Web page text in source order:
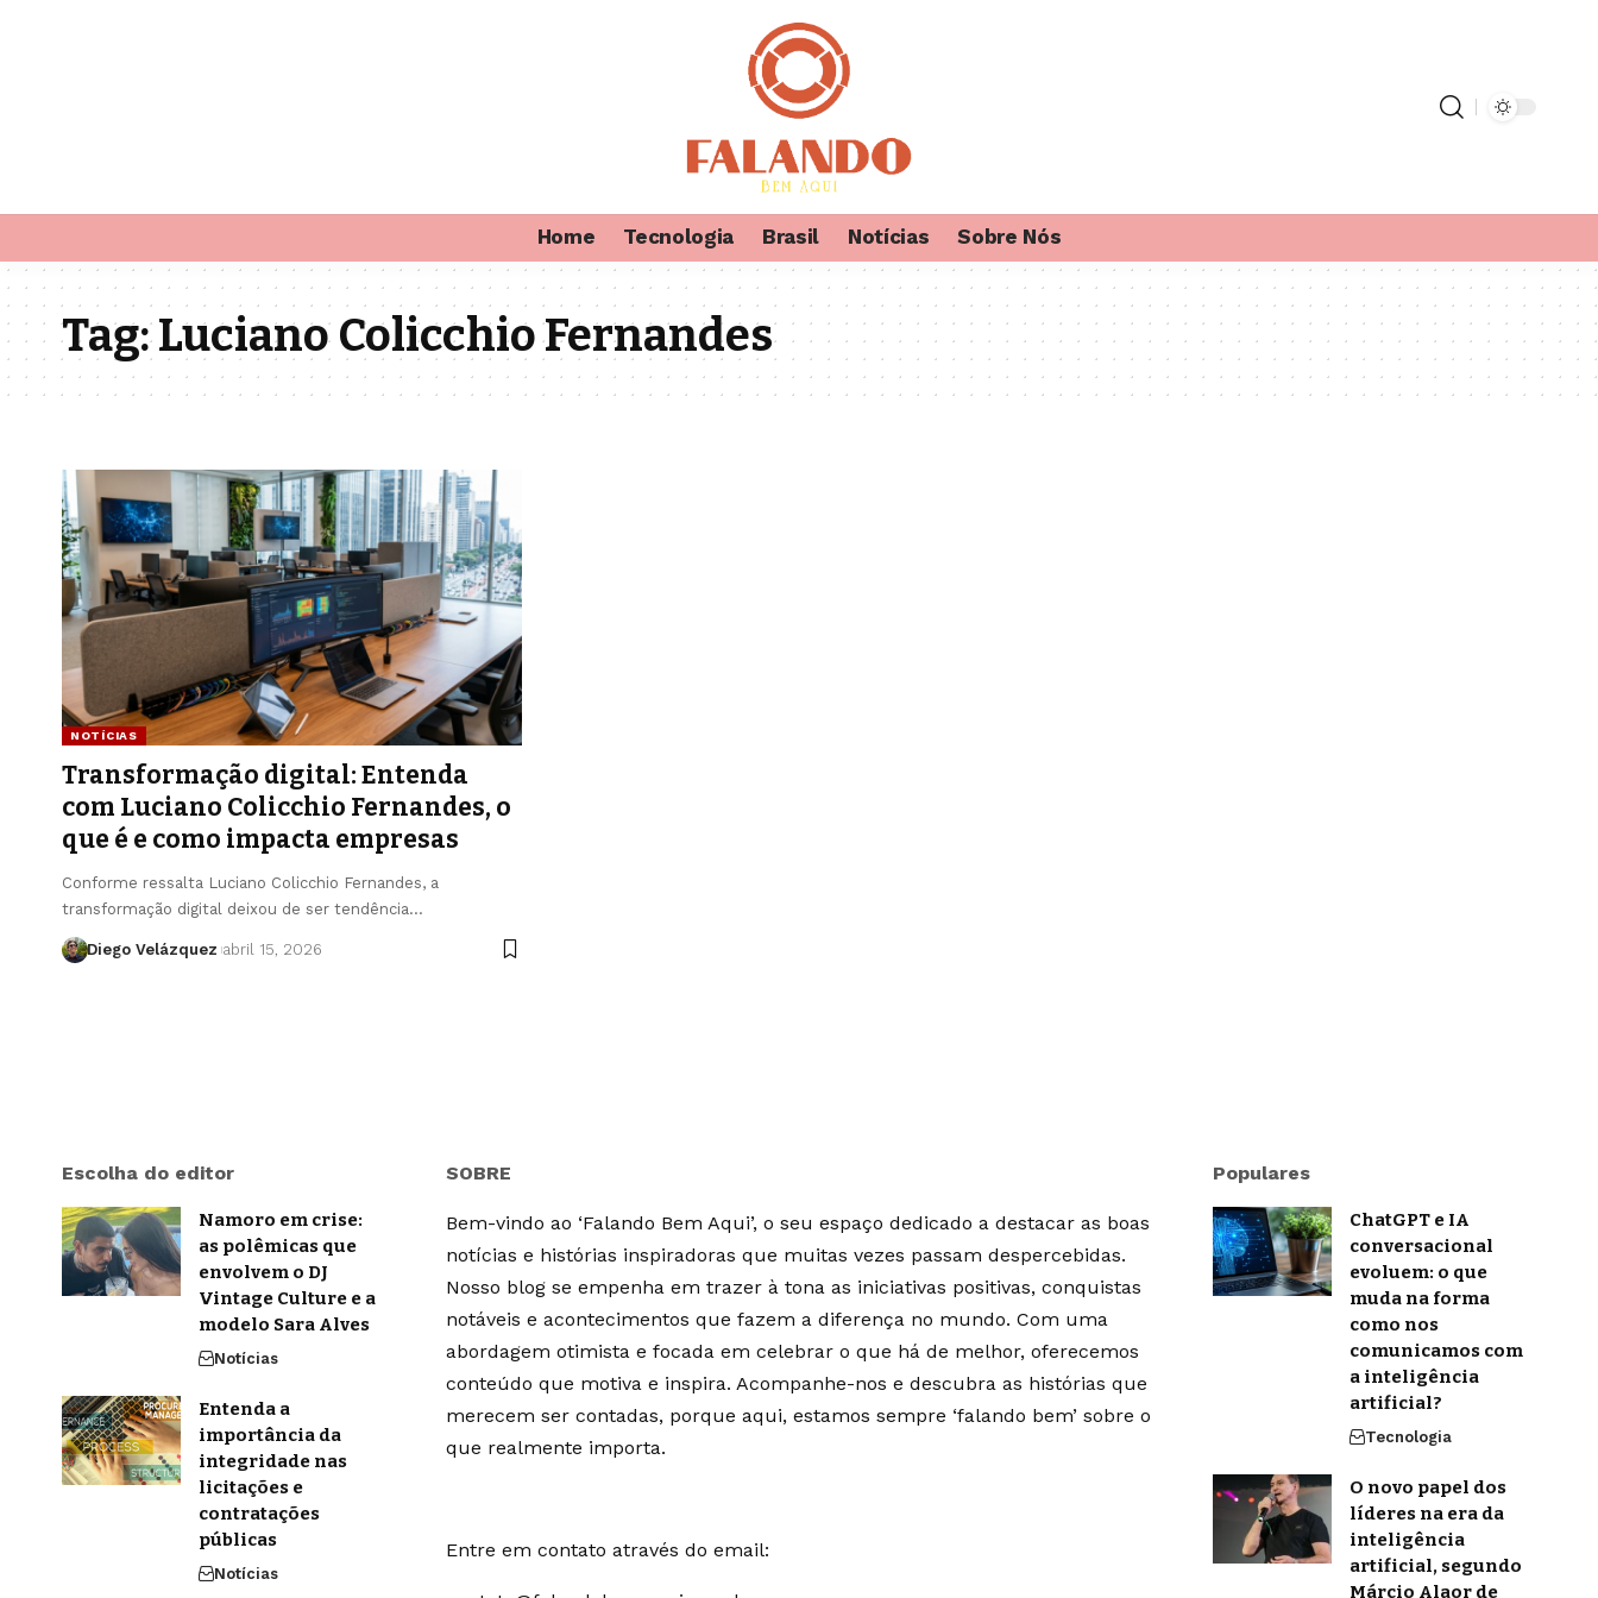
Home Tecnologia Brasil Notícias Sobre Nós
Tag:Luciano Colicchio Fernandes
NOTÍCIAS
Transformação digital: Entenda
com Luciano Colicchio Fernandes, o
que é e como impacta empresas
Conforme ressalta Luciano Colicchio Fernandes, a
transformação digital deixou de ser tendência…
Diego Velázquez abril 15, 2026
Escolha do editor
Namoro em crise:
as polêmicas que
envolvem o DJ
Vintage Culture e a
modelo Sara Alves
Notícias
Entenda a
importância da
integridade nas
licitações e
contratações
públicas
Notícias
SOBRE
Bem-vindo ao ‘Falando Bem Aqui’, o seu espaço dedicado a destacar as boas
notícias e histórias inspiradoras que muitas vezes passam despercebidas.
Nosso blog se empenha em trazer à tona as iniciativas positivas, conquistas
notáveis e acontecimentos que fazem a diferença no mundo. Com uma
abordagem otimista e focada em celebrar o que há de melhor, oferecemos
conteúdo que motiva e inspira. Acompanhe-nos e descubra as histórias que
merecem ser contadas, porque aqui, estamos sempre ‘falando bem’ sobre o
que realmente importa.
Entre em contato através do email:
Populares
ChatGPT e IA
conversacional
evoluem: o que
muda na forma
como nos
comunicamos com
a inteligência
artificial?
Tecnologia
O novo papel dos
líderes na era da
inteligência
artificial, segundo
Márcio Alaor de